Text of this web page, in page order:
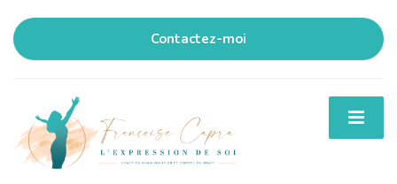
Contactez-moi